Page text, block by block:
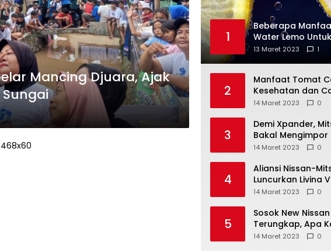
Mancing Djuara, Ajak
1
Beberapa
Water Lemo
Anda
13 Maret 2023 1
2
Manfaat Tomat
Kesehatan dan
Mengonsumsinya
14 Maret 2023 0
3
Demi Xpander,
Bakal Mengimpor
Pajero Sport
14 Maret 2023 0
4
Aliansi Nissan-
Luncurkan Livina
14 Maret 2023 0
5
Sosok New
Terungkap, Apa
14 Maret 2023 0